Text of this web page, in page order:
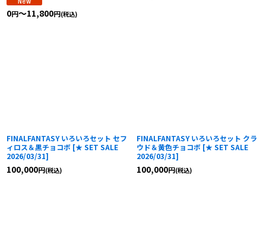
0円～11,800円(税込)
FINALFANTASY いろいろセット セフ
ィロス＆黒チョコボ [★ SET SALE
2026/03/31]
100,000円(税込)
FINALFANTASY いろいろセット クラ
ウド＆黄色チョコボ [★ SET SALE
2026/03/31]
100,000円(税込)